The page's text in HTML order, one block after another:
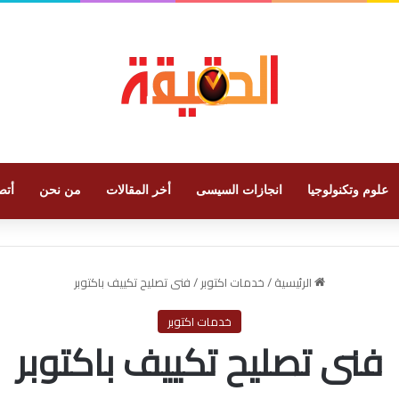
علوم وتكنولوجيا انجازات السيسى أخر المقالات من نحن
الرئيسية/خدمات اكتوبر/فنى تصليح تكييف باكتوبر
خدمات اكتوبر
فنى تصليح تكييف باكتوبر